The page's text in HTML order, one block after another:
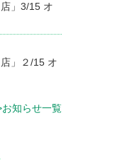
」3/15 オ
」２/15 オ
お知らせ一覧